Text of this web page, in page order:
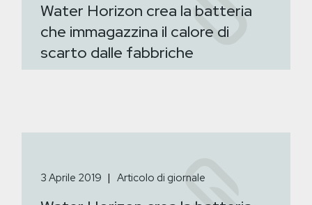
Water Horizon crea la batteria
che immagazzina il calore di
scarto dalle fabbriche
3 Aprile 2019 Articolo di giornale